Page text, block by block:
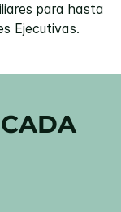
para hasta
Ejecutivas.